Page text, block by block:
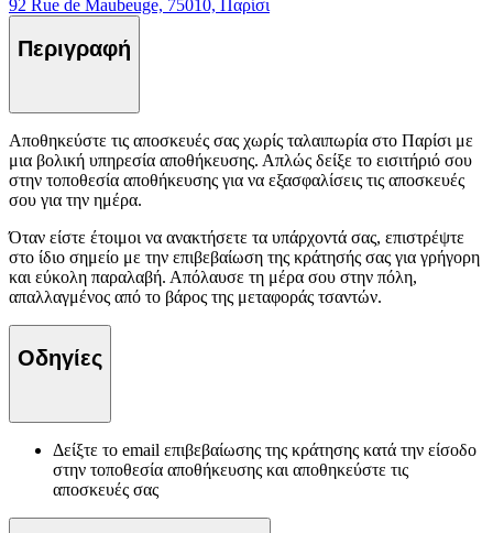
92 Rue de Maubeuge, 75010, Παρίσι
Περιγραφή
Αποθηκεύστε τις αποσκευές σας χωρίς ταλαιπωρία στο Παρίσι με
μια βολική υπηρεσία αποθήκευσης. Απλώς δείξε το εισιτήριό σου
στην τοποθεσία αποθήκευσης για να εξασφαλίσεις τις αποσκευές
σου για την ημέρα.
Όταν είστε έτοιμοι να ανακτήσετε τα υπάρχοντά σας, επιστρέψτε
στο ίδιο σημείο με την επιβεβαίωση της κράτησής σας για γρήγορη
και εύκολη παραλαβή. Απόλαυσε τη μέρα σου στην πόλη,
απαλλαγμένος από το βάρος της μεταφοράς τσαντών.
Οδηγίες
Δείξτε το email επιβεβαίωσης της κράτησης κατά την είσοδο
στην τοποθεσία αποθήκευσης και αποθηκεύστε τις
αποσκευές σας